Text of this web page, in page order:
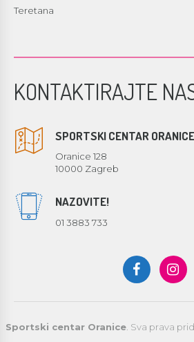
Teretana
KONTAKTIRAJTE
SPORTSKI CENTAR ORANICE
Oranice 128
10000 Zagreb
NAZOVITE!
01 3883 733
Sportski centar Oranice . Sva prava